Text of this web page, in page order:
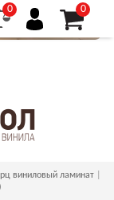
0 0
виниловый ламинат